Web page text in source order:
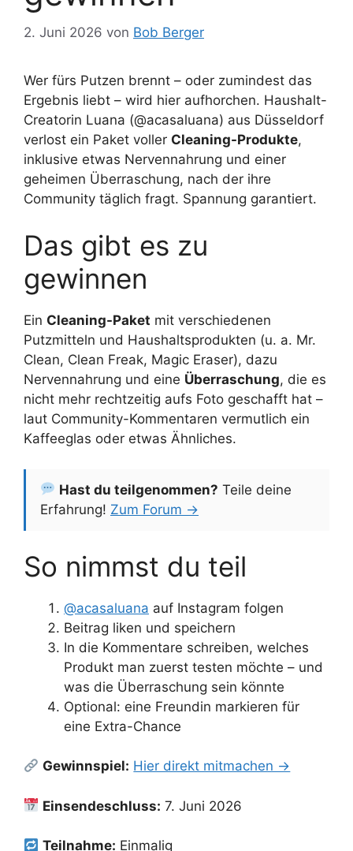
2. Juni 2026 von Bob Berger
Wer fürs Putzen brennt – oder zumindest das
Ergebnis liebt – wird hier aufhorchen. Haushalt-
Creatorin Luana (@acasaluana) aus Düsseldorf
verlost ein Paket voller Cleaning-Produkte,
inklusive etwas Nervennahrung und einer
geheimen Überraschung, nach der ihre
Community täglich fragt. Spannung garantiert.
Das gibt es zu
gewinnen
Ein Cleaning-Paket mit verschiedenen
Putzmitteln und Haushaltsprodukten (u. a. Mr.
Clean, Clean Freak, Magic Eraser), dazu
Nervennahrung und eine Überraschung, die es
nicht mehr rechtzeitig aufs Foto geschafft hat –
laut Community-Kommentaren vermutlich ein
Kaffeeglas oder etwas Ähnliches.
Hast du teilgenommen? Teile deine
Erfahrung! Zum Forum →
So nimmst du teil
@acasaluana auf Instagram folgen
Beitrag liken und speichern
In die Kommentare schreiben, welches
Produkt man zuerst testen möchte – und
was die Überraschung sein könnte
Optional: eine Freundin markieren für
eine Extra-Chance
Gewinnspiel: Hier direkt mitmachen →
Einsendeschluss: 7. Juni 2026
Teilnahme: Einmalig